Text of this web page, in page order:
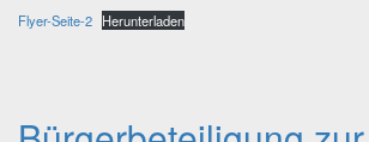
Flyer-Seite-2 Herunterladen
Bürgerbeteiligung